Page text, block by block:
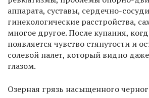
аппарата, суставы, сердечно-
гинекологические расстройства,
многое другое. После купания,
появляется чувство стянутости и
солевой налет, который видно
глазом.
Озерная грязь насыщенного